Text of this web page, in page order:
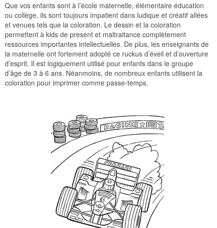
Que vos enfants sont à l’école maternelle, élémentaire éducation
ou collège, ils sont toujours impatient dans ludique et créatif allées
et venues tels que la coloration. Le dessin et la coloration
permettent à kids de present et maltraitance complètement
ressources importantes intellectuelles. De plus, les enseignants de
la maternelle ont fortement adopté ce ruckus d’éveil et d’ouverture
d’esprit. Il est logiquement utilisé pour enfants dans le groupe
d’âge de 3 à 6 ans. Néanmoins, de nombreux enfants utilisent la
coloration pour imprimer comme passe-temps.